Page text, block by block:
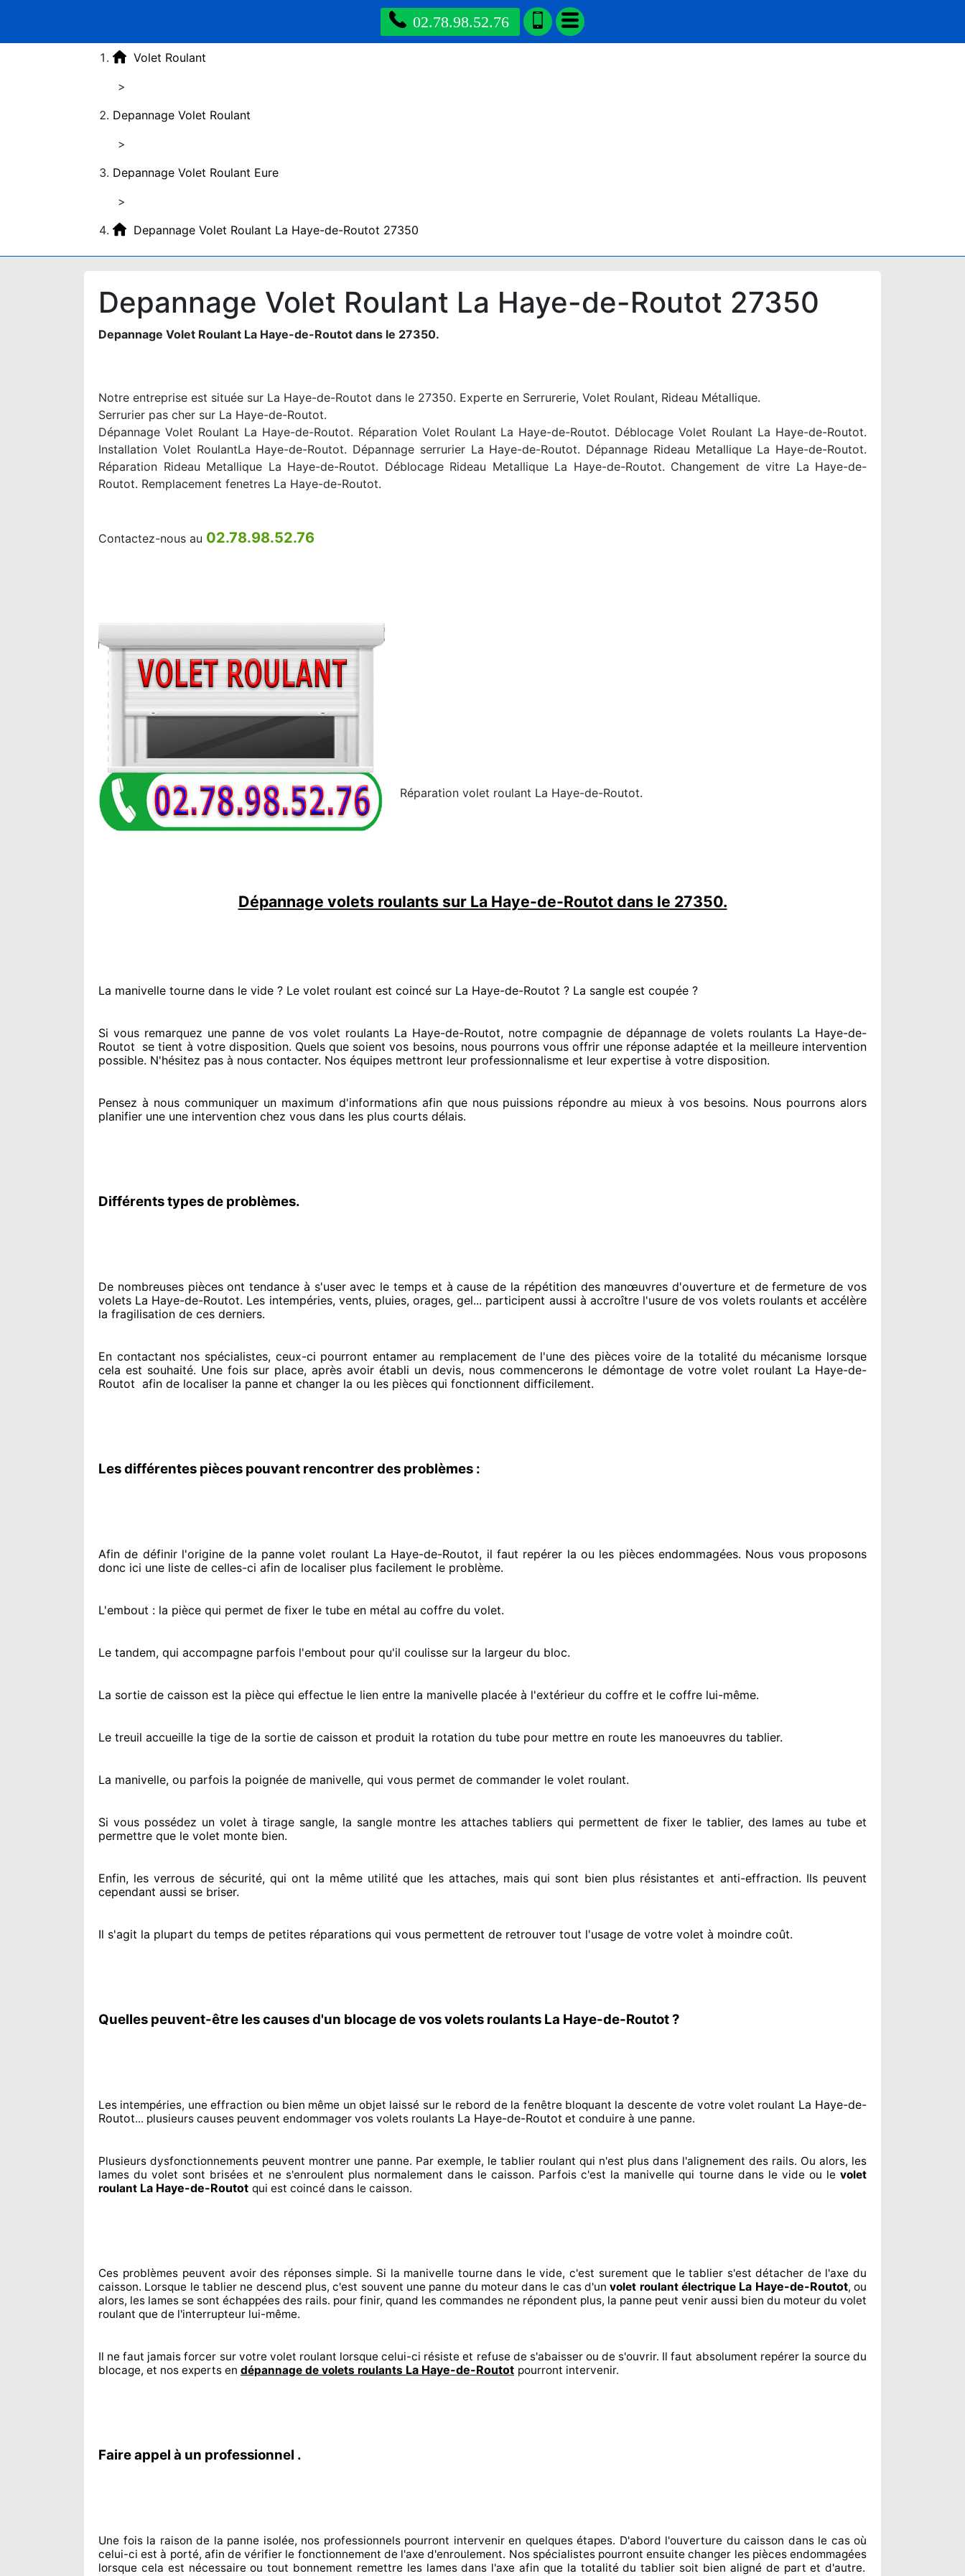
02.78.98.52.76
Volet Roulant
>
Depannage Volet Roulant
>
Depannage Volet Roulant Eure
>
Depannage Volet Roulant La Haye-de-Routot 27350
Depannage Volet Roulant La Haye-de-Routot 27350
Depannage Volet Roulant La Haye-de-Routot dans le 27350.
Notre entreprise est située sur La Haye-de-Routot dans le 27350. Experte en Serrurerie, Volet Roulant, Rideau Métallique.
Serrurier pas cher sur La Haye-de-Routot.
Dépannage Volet Roulant La Haye-de-Routot. Réparation Volet Roulant La Haye-de-Routot. Déblocage Volet Roulant La Haye-de-Routot.
Installation Volet RoulantLa Haye-de-Routot. Dépannage serrurier La Haye-de-Routot. Dépannage Rideau Metallique La Haye-de-Routot.
Réparation Rideau Metallique La Haye-de-Routot. Déblocage Rideau Metallique La Haye-de-Routot. Changement de vitre La Haye-de-
Routot. Remplacement fenetres La Haye-de-Routot.
Contactez-nous au 02.78.98.52.76
Réparation volet roulant La Haye-de-Routot.
Dépannage volets roulants sur La Haye-de-Routot dans le 27350.
La manivelle tourne dans le vide ? Le volet roulant est coincé sur La Haye-de-Routot ? La sangle est coupée ?
Si vous remarquez une panne de vos volet roulants La Haye-de-Routot, notre compagnie de dépannage de volets roulants La Haye-de-
Routot se tient à votre disposition. Quels que soient vos besoins, nous pourrons vous offrir une réponse adaptée et la meilleure intervention
possible. N'hésitez pas à nous contacter. Nos équipes mettront leur professionnalisme et leur expertise à votre disposition.
Pensez à nous communiquerun maximum d'informationsafin que nous puissions répondre au mieux à vos besoins. Nous pourrons alors
planifier une une intervention chez vous dans les plus courts délais.
Différents types de problèmes.
De nombreuses pièces ont tendance à s'user avec le temps et à cause de la répétition des manœuvres d'ouverture et de fermeture de vos
volets La Haye-de-Routot. Les intempéries, vents, pluies, orages, gel... participent aussi à accroîtrel'usure de vos volets roulants et accélère
la fragilisation de ces derniers.
En contactant nos spécialistes, ceux-ci pourront entamerau remplacement de l'une des pièces voire de la totalité du mécanisme lorsque
cela est souhaité. Une fois sur place, après avoir établi un devis, nous commencerons le démontage de votre volet roulant La Haye-de-
Routot afin de localiser la panne et changer la ou les pièces qui fonctionnent difficilement.
Les différentes pièces pouvant rencontrer des problèmes :
Afin de définir l'origine de la panne volet roulant La Haye-de-Routot, il faut repérer la ou les pièces endommagées. Nous vous proposons
donc ici une liste de celles-ci afin de localiser plus facilement le problème.
L'embout : la pièce qui permet de fixer le tube en métal au coffre du volet.
Le tandem, qui accompagne parfois l'embout pour qu'il coulisse sur la largeur du bloc.
La sortie de caisson est la pièce qui effectue le lien entre la manivelle placée à l'extérieur du coffre et le coffre lui-même.
Le treuil accueille la tige de la sortie de caisson et produit la rotation du tube pour mettre en route les manoeuvres du tablier.
La manivelle, ou parfois la poignée de manivelle, qui vous permet de commander le volet roulant.
Si vous possédez un volet à tirage sangle, la sangle montreles attaches tabliers qui permettent de fixer le tablier, des lames au tube et
permettre que le volet monte bien.
Enfin, les verrous de sécurité, qui ont la même utilité que les attaches, mais qui sont bien plus résistantes et anti-effraction. Ils peuvent
cependant aussi se briser.
Il s'agit la plupart du temps de petites réparations qui vous permettent de retrouver tout l'usage de votre volet à moindre coût.
Quelles peuvent-être les causes d'un blocage de vos volets roulants La Haye-de-Routot ?
Les intempéries, une effraction ou bien même un objet laissé sur le rebord de la fenêtre bloquant la descente de votre volet roulant La Haye-de-
Routot... plusieurs causes peuvent endommager vos volets roulants La Haye-de-Routot et conduire à une panne.
Plusieurs dysfonctionnements peuvent montrer une panne. Par exemple, le tablier roulant qui n'est plus dans l'alignement des rails. Ou alors, les
lames du volet sont brisées et ne s'enroulent plus normalement dans le caisson. Parfois c'est la manivelle qui tourne dans le vide ou levolet
roulant La Haye-de-Routot qui est coincé dans le caisson.
Ces problèmes peuvent avoir des réponsessimple. Si la manivelle tourne dans le vide, c'est surement que le tablier s'est détacher de l'axe du
caisson. Lorsque le tablier ne descend plus, c'est souvent une panne du moteur dans le cas d'unvolet roulant électrique La Haye-de-Routot, ou
alors, les lames se sont échappées des rails. pour finir, quand les commandes ne répondent plus, la panne peut venir aussi bien du moteur du volet
roulant que de l'interrupteur lui-même.
Il ne faut jamais forcer survotre volet roulant lorsque celui-ci résiste et refuse de s'abaisser ou de s'ouvrir. Il faut absolument repérerla sourcedu
blocage, et nos experts en dépannage de volets roulants La Haye-de-Routot pourront intervenir.
Faire appel à un professionnel .
Une fois la raison de la panne isolée, nos professionnels pourront intervenir en quelques étapes. D'abord l'ouverture du caisson dans le cas où
celui-ci est à porté, afin de vérifier le fonctionnement de l'axe d'enroulement. Nos spécialistespourront ensuite changer les pièces endommagées
lorsque cela est nécessaireou tout bonnement remettreles lames dans l'axe afin que la totalitédu tablier soit bien aligné de part et d'autre.